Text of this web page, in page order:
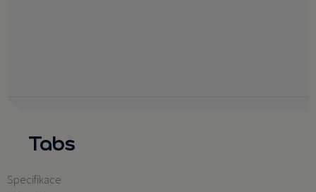
Tabs
Specifikace